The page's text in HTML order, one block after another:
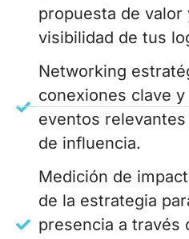
propuesta de valor
visibilidad de tus
Networking
conexiones clave
eventos
de influencia.
Medición de
de la estrategia
presencia a través